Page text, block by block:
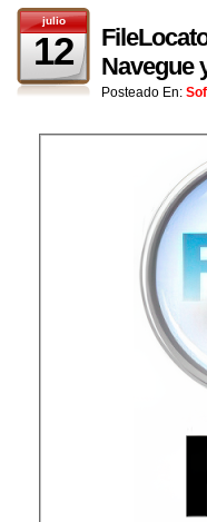
julio
12
Navegue
Posteado En: